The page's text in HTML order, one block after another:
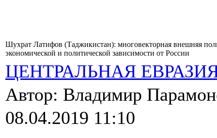
Шухрат Латифов (Таджикистан): многовекторная внешняя
экономической и политической зависимости от России
ЦЕНТРАЛЬНАЯ
Автор: Владимир
08.04.2019 11:10